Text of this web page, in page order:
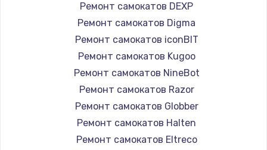
Ремонт самокатов DEXP
Ремонт самокатов Digma
Ремонт самокатов iconBIT
Ремонт самокатов Kugoo
Ремонт самокатов NineBot
Ремонт самокатов Razor
Ремонт самокатов Globber
Ремонт самокатов Halten
Ремонт самокатов Eltreco